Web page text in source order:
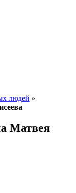
людей »
Матвея